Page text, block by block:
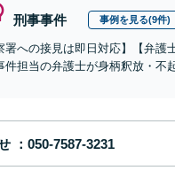
刑事事件 事例を見る(9件)
署への接見は即日対応】【弁
件担当の弁護士が身柄釈放・不